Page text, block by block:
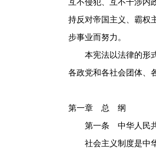
互不侵犯、互不干涉内
持反对帝国主义、霸权
步事业而努力。
本宪法以法律的形式
各政党和各社会团体、
第一章 总 纲
第一条 中华人民共和
社会主义制度是中华